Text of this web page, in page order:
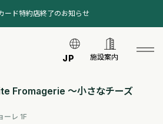
ード特約店終了のお知らせ
JP 施設案内
Fromagerie ～小さなチーズ
ーレ 1F